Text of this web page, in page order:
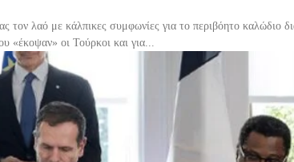
τον λαό με κάλπικες συμφωνίες για το περιβόητο καλώδιο
«έκοψαν» οι Τούρκοι και για...